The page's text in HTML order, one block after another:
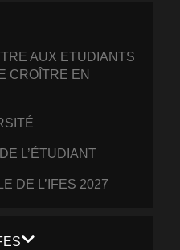
AUX ETUDIANTS
CROÎTRE EN
L’ÉTUDIANT
DE L’IFES 2027